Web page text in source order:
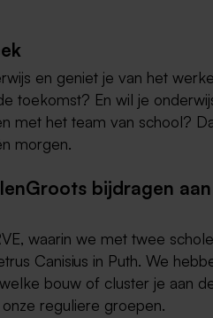
en geniet je van het
toekomst? En wil je
met het team van school?
morgen.
bijdragen
waarin we met twee
Canisius in Puth. We
bouw of cluster je aan
reguliere groepen.